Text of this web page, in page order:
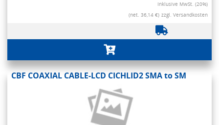
Inklusive MwSt. (20%)
(net. 36,14 €) zzgl. Versandkosten
CBF COAXIAL CABLE-LCD CICHLID2 SMA to SM